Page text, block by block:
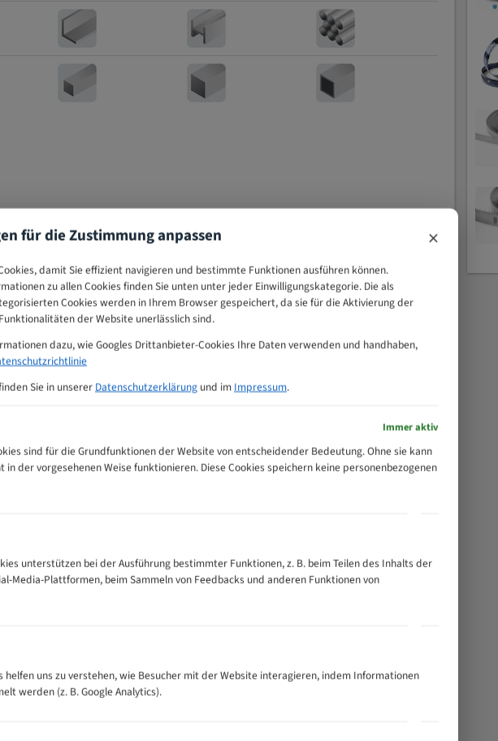
Zahnempfehlungs-Tabelle
300
500
M (mm)
Zähne pro
Zoll (ZpZ))
für die Zustimmung anpassen ×
damit Sie effizient navigieren und bestimmte Funktionen ausführen können.
zu allen Cookies finden Sie unten unter jeder Einwilligungskategorie. Die als
Cookies werden in Ihrem Browser gespeichert, da sie für die Aktivierung der
der Website unerlässlich sind.
dazu, wie Googles Drittanbieter-Cookies Ihre Daten verwenden und handhaben,
Sie in unserer Datenschutzerklärung und im Impressum.
Immer aktiv
sind für die Grundfunktionen der Website von entscheidender Bedeutung. Ohne sie kann
in der vorgesehenen Weise funktionieren. Diese Cookies speichern keine personenbezogenen
unterstützen bei der Ausführung bestimmter Funktionen, z. B. beim Teilen des Inhalts der
Media-Plattformen, beim Sammeln von Feedbacks und anderen Funktionen von
helfen uns zu verstehen, wie Besucher mit der Website interagieren, indem Informationen
werden (z. B. Google Analytics).